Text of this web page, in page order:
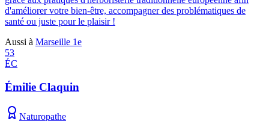
d'améliorer votre bien-être, accompagner des problématiques de
santé ou juste pour le plaisir !
Aussi à Marseille 1e
53
ÉC
Émilie Claquin
Naturopathe